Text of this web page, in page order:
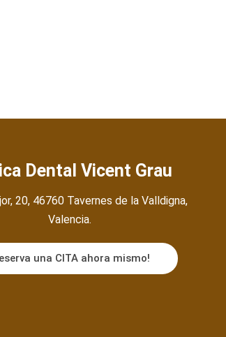
Dental Vicent Grau
20, 46760 Tavernes de la Valldigna,
Valencia.
una CITA ahora mismo!